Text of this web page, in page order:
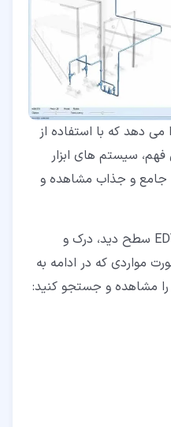
می دهد که با استفاده از
فهم، سیستم های ابزار
جامع و جذاب مشاهده و
شما می توانید با استفاده از EDV سطح دید، درک و
مواردی که در ادامه به
مشاهده و جستجو کنید: